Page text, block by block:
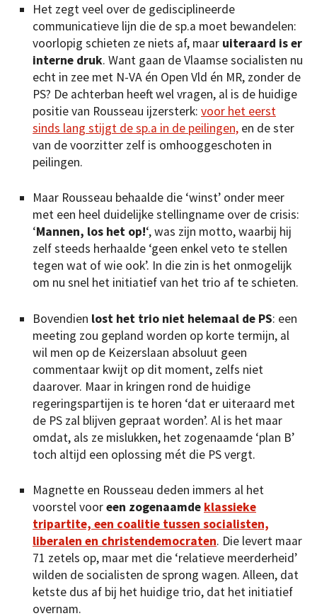
Het zegt veel over de gedisciplineerde
communicatieve lijn die de sp.a moet bewandelen:
voorlopig schieten ze niets af, maar uiteraard is er
interne druk. Want gaan de Vlaamse socialisten nu
echt in zee met N-VA én Open Vld én MR, zonder de
PS? De achterban heeft wel vragen, al is de huidige
positie van Rousseau ijzersterk: voor het eerst
sinds lang stijgt de sp.a in de peilingen, en de ster
van de voorzitter zelf is omhooggeschoten in
peilingen.
Maar Rousseau behaalde die ‘winst’ onder meer
met een heel duidelijke stellingname over de crisis:
‘Mannen, los het op!‘, was zijn motto, waarbij hij
zelf steeds herhaalde ‘geen enkel veto te stellen
tegen wat of wie ook’. In die zin is het onmogelijk
om nu snel het initiatief van het trio af te schieten.
Bovendien lost het trio niet helemaal de PS: een
meeting zou gepland worden op korte termijn, al
wil men op de Keizerslaan absoluut geen
commentaar kwijt op dit moment, zelfs niet
daarover. Maar in kringen rond de huidige
regeringspartijen is te horen ‘dat er uiteraard met
de PS zal blijven gepraat worden’. Al is het maar
omdat, als ze mislukken, het zogenaamde ‘plan B’
toch altijd een oplossing mét die PS vergt.
Magnette en Rousseau deden immers al het
voorstel vooreen zogenaamde klassieke
tripartite, een coalitie tussen socialisten,
liberalen en christendemocraten. Die levert maar
71 zetels op, maar met die ‘relatieve meerderheid’
wilden de socialisten de sprong wagen. Alleen, dat
ketste dus af bij het huidige trio, dat het initiatief
overnam.